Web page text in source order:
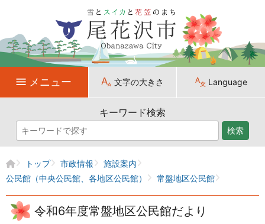
メニュー 文字の大きさ Language
キーワード検索
検索
トップ 市政情報
施設案内
公民館（中央公民館、各地区公民館）
常盤地区公民館
令和6年度常盤地区公民館だより